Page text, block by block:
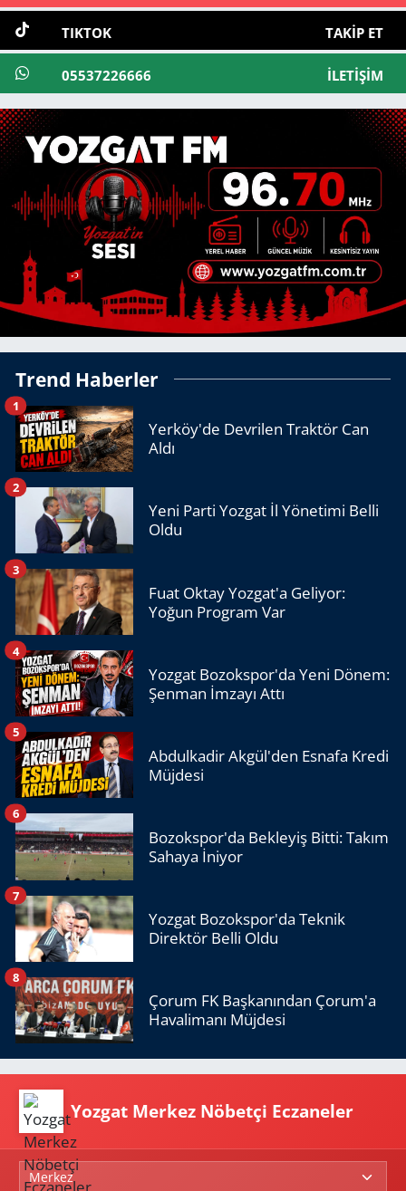
TIKTOK TAKIP ET
05537226666 İLETIŞIM
Trend Haberler
Yerköy'de Devrilen Traktör Can
Aldı
1
Yeni Parti Yozgat İl Yönetimi Belli
Oldu
2
Fuat Oktay Yozgat'a Geliyor:
Yoğun Program Var
3
Yozgat Bozokspor'da Yeni Dönem:
Şenman İmzayı Attı
4
Abdulkadir Akgül'den Esnafa Kredi
Müjdesi
5
Bozokspor'da Bekleyiş Bitti: Takım
Sahaya İniyor
6
Yozgat Bozokspor'da Teknik
Direktör Belli Oldu
7
Çorum FK Başkanından Çorum'a
Havalimanı Müjdesi
8
Yozgat Merkez Nöbetçi Eczaneler